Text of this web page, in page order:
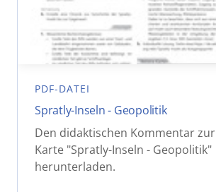
PDF-DATEI
Spratly-Inseln - Geopolitik
Den didaktischen Kommentar zur
Karte "Spratly-Inseln - Geopolitik"
herunterladen.